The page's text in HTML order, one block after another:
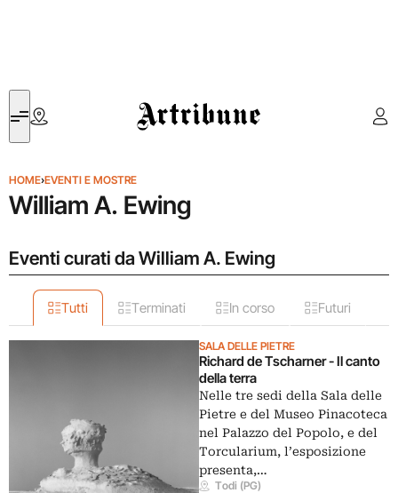
Artribune
HOME›EVENTI E MOSTRE
William A. Ewing
Eventi curati da William A. Ewing
Tutti Terminati In corso Futuri
SALA DELLE PIETRE
Richard de Tscharner - Il canto
della terra
Nelle tre sedi della Sala delle
Pietre e del Museo Pinacoteca
nel Palazzo del Popolo, e del
Torcularium, l’esposizione
presenta,…
Todi (PG)